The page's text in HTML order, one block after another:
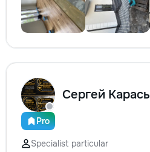
Pro
Сергей Карась
Specialist particular